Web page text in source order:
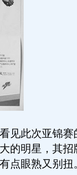
此次亚锦赛
的明星，其
点眼熟又别扭